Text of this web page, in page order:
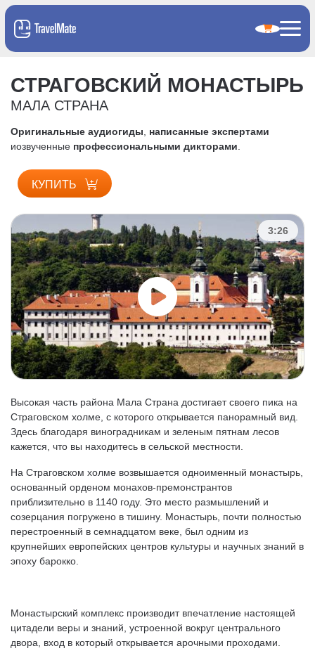
СТРАГОВСКИЙ МОНАСТЫРЬ
МАЛА СТРАНА
Оригинальные аудиогиды
написанные экспертами
иозвученные профессиональными дикторами
КУПИТЬ
3:26
Высокая часть района Мала Страна достигает своего пика на
Страговском холме, с которого открывается панорамный вид.
Здесь благодаря виноградникам и зеленым пятнам лесов
кажется, что вы находитесь в сельской местности.
На Страговском холме возвышается одноименный монастырь,
основанный орденом монахов-премонстрантов
приблизительно в 1140 году. Это место размышлений и
созерцания погружено в тишину. Монастырь, почти полностью
перестроенный в семнадцатом веке, был одним из
крупнейших европейских центров культуры и научных знаний в
эпоху барoкко.
Монастырский комплекс производит впечатление настоящей
цитадели веры и знаний, устроенной вокруг центрального
двора, вход в который открывается арочными проходами.